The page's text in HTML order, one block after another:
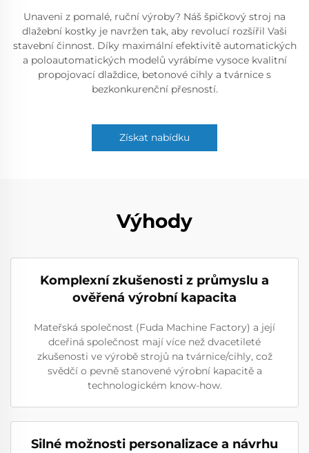
Unaveni z pomalé, ruční výroby? Náš špičkový stroj na
dlažební kostky je navržen tak, aby revolucí rozšířil Vaši
stavební činnost. Díky maximální efektivitě automatických
a poloautomatických modelů vyrábíme vysoce kvalitní
propojovací dlaždice, betonové cihly a tvárnice s
bezkonkurenční přesností.
Získat nabídku
Výhody
Komplexní zkušenosti z průmyslu a
ověřená výrobní kapacita
Mateřská společnost (Fuda Machine Factory) a její
dceřiná společnost mají více než dvacetileté
zkušenosti ve výrobě strojů na tvárnice/cihly, což
svědčí o pevně stanovené výrobní kapacitě a
technologickém know-how.
Silné možnosti personalizace a návrhu